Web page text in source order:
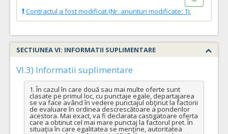
Contractul a fost modificat.(Nr. anunturi modificate: 1).
SECTIUNEA VI: INFORMATII SUPLIMENTARE
VI.3) Informatii suplimentare
1. În cazul în care două sau mai multe oferte sunt
clasate pe primul loc, cu punctaje egale, departajarea
se va face având în vedere punctajul obţinut la factorii
de evaluare în ordinea descrescătoare a ponderilor
acestora. Mai exact, va fi declarata castigatoare oferta
care a obtinut cel mai mare punctaj la factorul pret. În
situaţia în care egalitatea se menţine, autoritatea